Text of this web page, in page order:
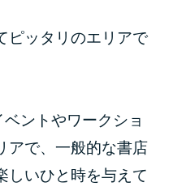
ピッタリのエリアで
ントやワークショ
アで、一般的な書店
しいひと時を与えて